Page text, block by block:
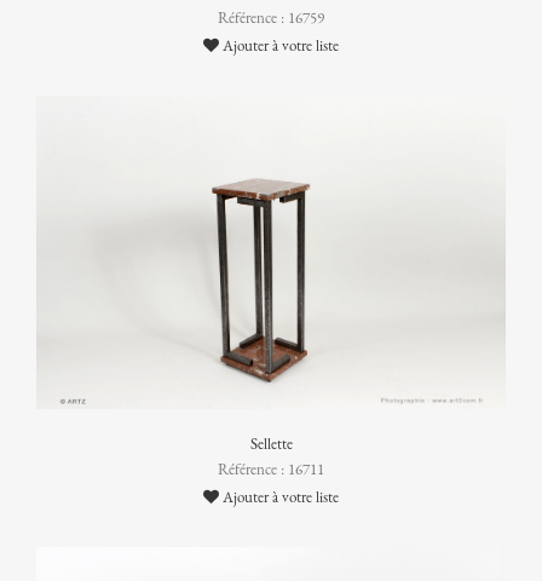
Référence : 16759
Ajouter à votre liste
Sellette
Référence : 16711
Ajouter à votre liste